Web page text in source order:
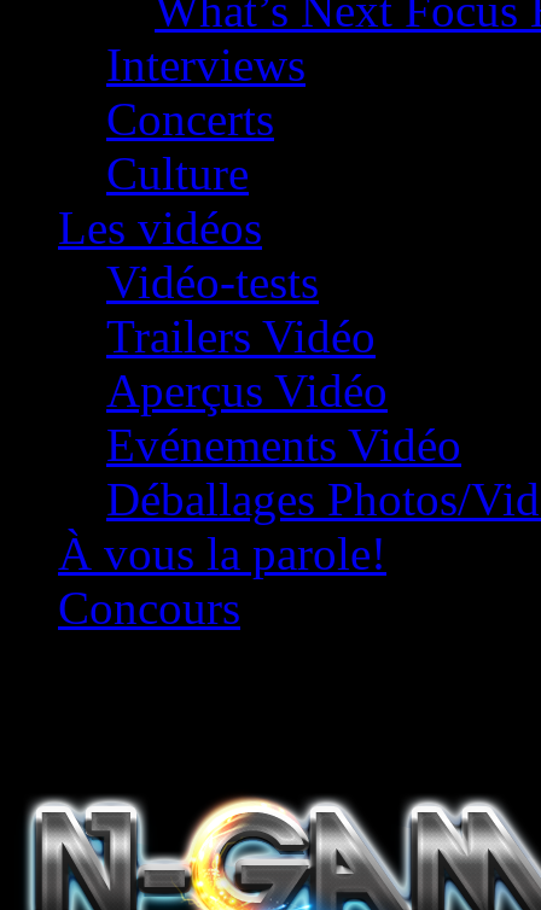
Interviews
Concerts
Culture
Les vidéos
Vidéo-tests
Trailers Vidéo
Aperçus Vidéo
Evénements Vidéo
Déballages Photos/
À vous la parole!
Concours